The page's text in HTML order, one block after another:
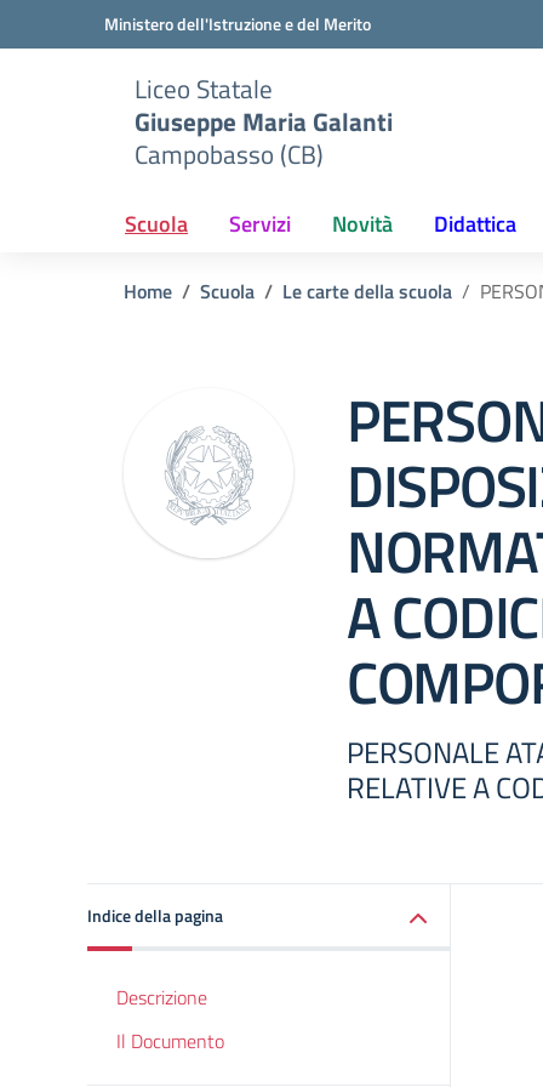
Vai ai contenuti
Vai al menu di navigazioneMinistero dell'Istruzione e del Merito
Liceo Statale
Giuseppe Maria Galanti
Campobasso (CB)
Scuola Servizi Novità Didattica
Home Scuola Le carte della scuola
A
PERSONALE
RELATIVE A
Indice della pagina
Descrizione
Il Documento